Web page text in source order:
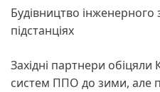
Будівництво інженерного
підстанціях
Західні партнери обіцяли
систем ППО до зими, але